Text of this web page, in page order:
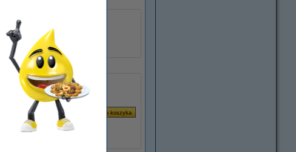
093049
standard
W2212A